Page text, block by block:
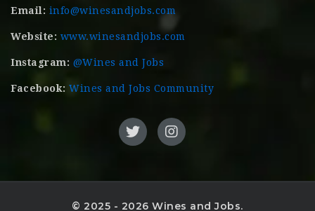
Email: info@winesandjobs.com
Website: www.winesandjobs.com
Instagram: @Wines and Jobs
Facebook: Wines and Jobs Community
© 2025 - 2026 Wines and Jobs.